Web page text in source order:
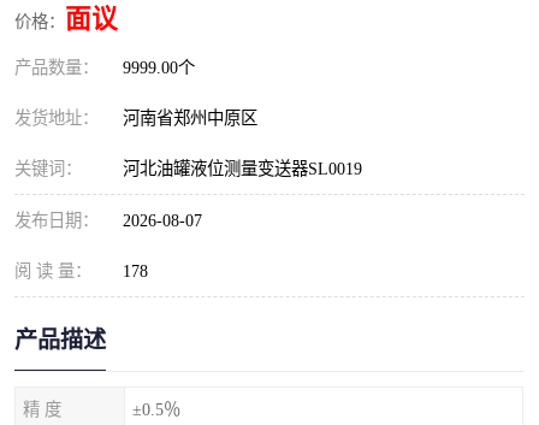
价格： 面议
产品数量： 9999.00个
发货地址： 河南省郑州中原区
关键词： 河北油罐液位测量变送器SL0019
发布日期： 2026-08-07
阅 读 量： 178
产品描述
精 度 ±0.5％